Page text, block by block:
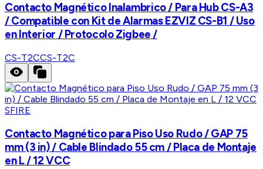
Contacto Magnético Inalambrico / Para Hub CS-A3
/ Compatible con Kit de Alarmas EZVIZ CS-B1 / Uso
en Interior / Protocolo Zigbee /
CS-T2CCS-T2C
SFIRE
Contacto Magnético para Piso Uso Rudo / GAP 75
mm (3 in) / Cable Blindado 55 cm / Placa de Montaje
en L / 12 VCC